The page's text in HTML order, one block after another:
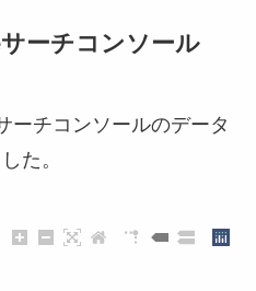
サーチコンソール
チコンソールのデータ
た。